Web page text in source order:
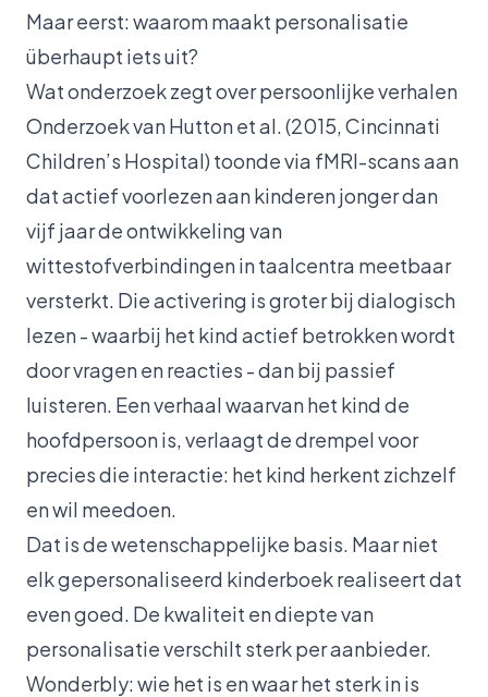
Maar eerst: waarom maakt personalisatie
überhaupt iets uit?
Wat onderzoek zegt over persoonlijke verhalen
Onderzoek van Hutton et al. (2015, Cincinnati
Children’s Hospital) toonde via fMRI-scans aan
dat actief voorlezen aan kinderen jonger dan
vijf jaar de ontwikkeling van
wittestofverbindingen in taalcentra meetbaar
versterkt. Die activering is groter bij dialogisch
lezen - waarbij het kind actief betrokken wordt
door vragen en reacties - dan bij passief
luisteren. Een verhaal waarvan het kind de
hoofdpersoon is, verlaagt de drempel voor
precies die interactie: het kind herkent zichzelf
en wil meedoen.
Dat is de wetenschappelijke basis. Maar niet
elk gepersonaliseerd kinderboek realiseert dat
even goed. De kwaliteit en diepte van
personalisatie verschilt sterk per aanbieder.
Wonderbly: wie het is en waar het sterk in is